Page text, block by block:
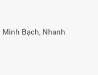
Minh Bạch, Nhanh